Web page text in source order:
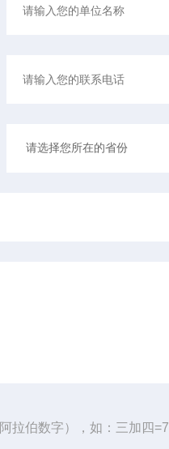
拉伯数字），如：三加四=7